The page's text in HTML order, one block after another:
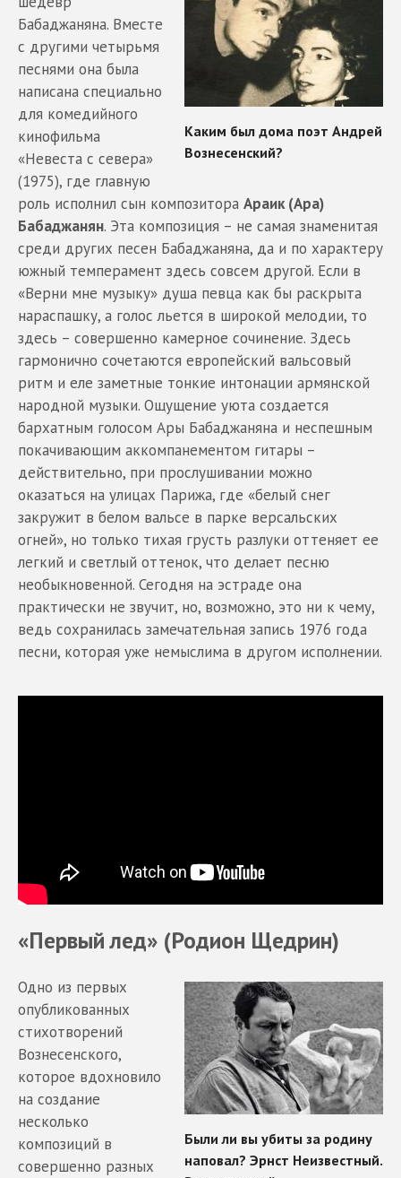
Бабаджаняна. Вместе
с другими четырьмя
песнями она была
написана специально
для комедийного
кинофильма
«Невеста с севера»
(1975), где главную
роль исполнил сын композитора Араик (Ара)
Бабаджанян. Эта композиция – не самая знаменитая
среди других песен Бабаджаняна, да и по характеру
южный темперамент здесь совсем другой. Если в
«Верни мне музыку» душа певца как бы раскрыта
нараспашку, а голос льется в широкой мелодии, то
здесь – совершенно камерное сочинение. Здесь
гармонично сочетаются европейский вальсовый
ритм и еле заметные тонкие интонации армянской
народной музыки. Ощущение уюта создается
бархатным голосом Ары Бабаджаняна и неспешным
покачивающим аккомпанементом гитары –
действительно, при прослушивании можно
оказаться на улицах Парижа, где «белый снег
закружит в белом вальсе в парке версальских
огней», но только тихая грусть разлуки оттеняет ее
легкий и светлый оттенок, что делает песню
необыкновенной. Сегодня на эстраде она
практически не звучит, но, возможно, это ни к чему,
ведь сохранилась замечательная запись 1976 года
песни, которая уже немыслима в другом исполнении.
«Первый лед» (Родион Щедрин)
Одно из первых
опубликованных
стихотворений
Вознесенского,
которое вдохновило
на создание
несколько
композиций в
совершенно разных